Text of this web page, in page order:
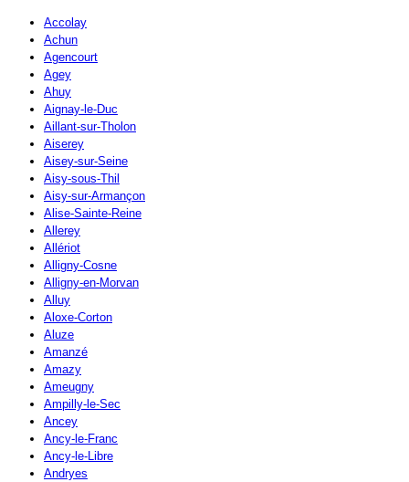
Accolay
Achun
Agencourt
Agey
Ahuy
Aignay-le-Duc
Aillant-sur-Tholon
Aiserey
Aisey-sur-Seine
Aisy-sous-Thil
Aisy-sur-Armançon
Alise-Sainte-Reine
Allerey
Allériot
Alligny-Cosne
Alligny-en-Morvan
Alluy
Aloxe-Corton
Aluze
Amanzé
Amazy
Ameugny
Ampilly-le-Sec
Ancey
Ancy-le-Franc
Ancy-le-Libre
Andryes